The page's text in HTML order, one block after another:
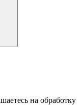
на обработку